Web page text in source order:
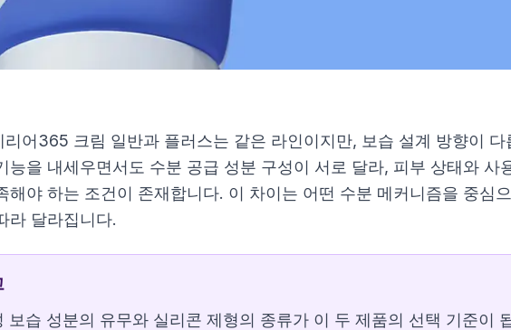
90ml
리어365 크림 일반과 플러스는 같은 라인이지만, 보습 설계 방향이 다
능을 내세우면서도 수분 공급 성분 구성이 서로 달라, 피부 상태와 사
해야 하는 조건이 존재합니다. 이 차이는 어떤 수분 메커니즘을 중심
라 달라집니다.
보습 성분의 유무와 실리콘 제형의 종류가 이 두 제품의 선택 기준이